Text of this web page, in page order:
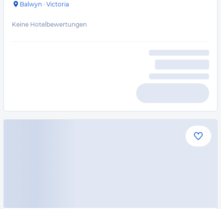
Balwyn · Victoria
Keine Hotelbewertungen